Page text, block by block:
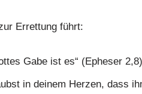
Errettung führt:
Gabe ist es“ (Epheser 2,8)
in deinem Herzen, dass